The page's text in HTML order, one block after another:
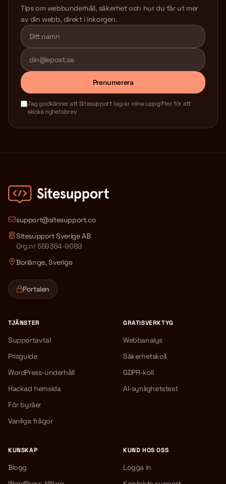
Tips om webbunderhåll, säkerhet och hur du får ut mer
av din webb, direkt i inkorgen.
Lämna detta fält tomt
Prenumerera
Jag godkänner att Sitesupport lagrar mina uppgifter för att
skicka nyhetsbrev
support@sitesupport.co
Sitesupport Sverige AB
Org.nr 559364-9089
Borlänge, Sverige
Portalen
TJÄNSTER
Supportavtal
Prisguide
WordPress-underhåll
Hackad hemsida
För byråer
Vanliga frågor
GRATISVERKTYG
Webbanalys
Säkerhetskoll
GDPR-koll
AI-synlighetstest
KUNSKAP
Blogg
KUND HOS OSS
Logga in